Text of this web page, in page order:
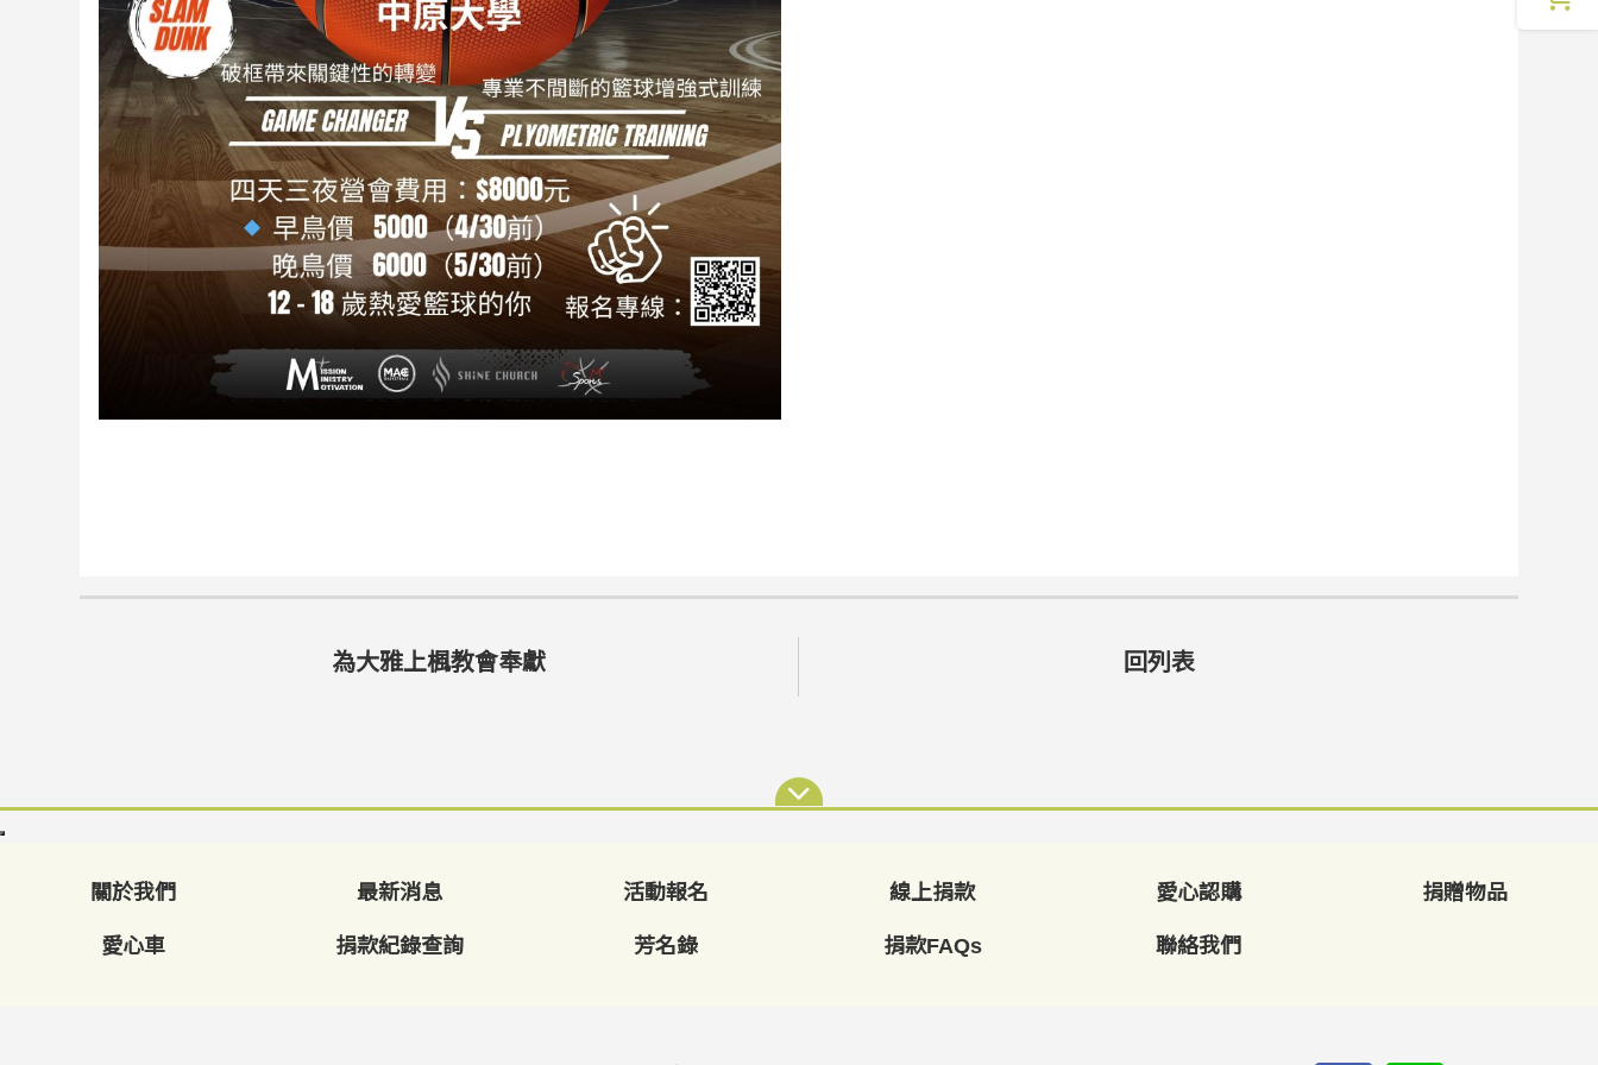
為大雅上楓教會奉獻 回列表
關於我們 最新消息 活動報名 線上捐款 愛心認購 捐贈物品
愛心車 捐款紀錄查詢 芳名錄 捐款FAQs 聯絡我們